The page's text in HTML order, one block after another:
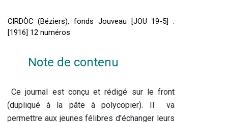
CIRDÒC (Béziers), fonds Jouveau [JOU 19-5] :
[1916] 12 numéros
Note de contenu
Ce journal est conçu et rédigé sur le front
(dupliqué à la pâte à polycopier). Il  va
permettre aux jeunes félibres d'échanger leurs